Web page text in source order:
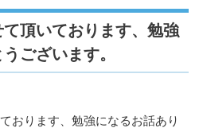
頂いております、勉強
ございます。
おります、勉強になるお話あり